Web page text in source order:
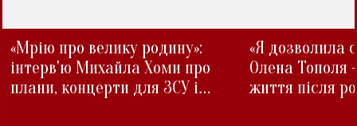
«Мрію про велику родину»:
інтерв'ю Михайла Хоми про
плани, концерти для ЗСУ і
«Я дозволила
Олена Тополя
життя після